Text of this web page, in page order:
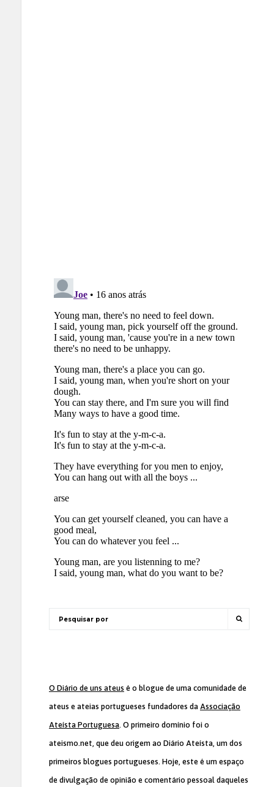
O Diário de uns ateus é o blogue de uma comunidade de
ateus e ateias portugueses fundadores da Associação
Ateísta Portuguesa. O primeiro domínio foi o
ateismo.net, que deu origem ao Diário Ateísta, um dos
primeiros blogues portugueses. Hoje, este é um espaço
de divulgação de opinião e comentário pessoal daqueles